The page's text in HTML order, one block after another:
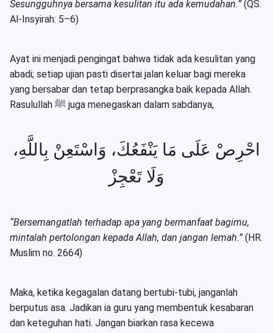
Sesungguhnya bersama kesulitan itu ada kemudahan.” (QS.
Al-Insyirah: 5–6)
Ayat ini menjadi pengingat bahwa tidak ada kesulitan yang
abadi; setiap ujian pasti disertai jalan keluar bagi mereka
yang bersabar dan tetap berprasangka baik kepada Allah.
Rasulullah ﷺ juga menegaskan dalam sabdanya,
احْرِصْ عَلَى مَا يَنْفَعُكَ، وَاسْتَعِنْ بِاللَّهِ،
وَلَا تَعْجِزْ
“Bersemangatlah terhadap apa yang bermanfaat bagimu,
mintalah pertolongan kepada Allah, dan jangan lemah.” (HR.
Muslim no. 2664)
Maka, ketika kegagalan datang bertubi-tubi, janganlah
berputus asa. Jadikan ia guru yang membentuk kesabaran
dan keteguhan hati. Jangan biarkan rasa kecewa